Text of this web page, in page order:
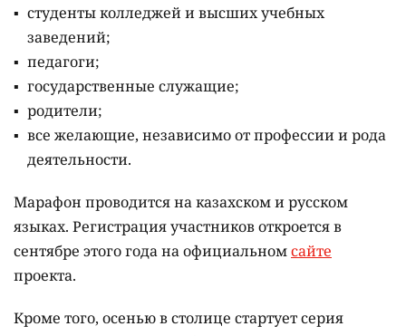
студенты колледжей и высших учебных
заведений;
педагоги;
государственные служащие;
родители;
все желающие, независимо от профессии и рода
деятельности.
Марафон проводится на казахском и русском
языках. Регистрация участников откроется в
сентябре этого года на официальномсайте
проекта.
Кроме того, осенью в столице стартует серия